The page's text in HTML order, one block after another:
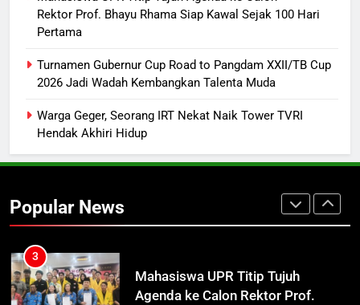
Rektor Prof. Bhayu Rhama Siap Kawal Sejak 100 Hari
Pertama
Turnamen Gubernur Cup Road to Pangdam XXII/TB Cup
2026 Jadi Wadah Kembangkan Talenta Muda
Warga Geger, Seorang IRT Nekat Naik Tower TVRI
Hendak Akhiri Hidup
Popular News
Hilang Sehari, Korban Tenggelam
di Pelabuhan Rambang Ditemukan
Orangutan Muncul di Tengah Kota
3
Mahasiswa UPR Titip Tujuh
Agenda ke Calon Rektor Prof.